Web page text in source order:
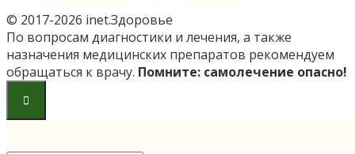
© 2017-2026 inet.Здоровье
По вопросам диагностики и лечения, а также
назначения медицинских препаратов рекомендуем
обращаться к врачу. Помните: самолечение опасно!